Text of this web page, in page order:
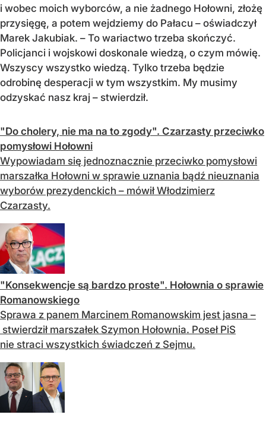
i wobec moich wyborców, a nie żadnego Hołowni, złożę
przysięgę, a potem wejdziemy do Pałacu – oświadczył
Marek Jakubiak. – To wariactwo trzeba skończyć.
Policjanci i wojskowi doskonale wiedzą, o czym mówię.
Wszyscy wszystko wiedzą. Tylko trzeba będzie
odrobinę desperacji w tym wszystkim. My musimy
odzyskać nasz kraj – stwierdził.
"Do cholery, nie ma na to zgody". Czarzasty przeciwko
pomysłowi Hołowni
Wypowiadam się jednoznacznie przeciwko pomysłowi
marszałka Hołowni w sprawie uznania bądź nieuznania
wyborów prezydenckich – mówił Włodzimierz
Czarzasty.
"Konsekwencje są bardzo proste". Hołownia o sprawie
Romanowskiego
Sprawa z panem Marcinem Romanowskim jest jasna –
stwierdził marszałek Szymon Hołownia. Poseł PiS
nie straci wszystkich świadczeń z Sejmu.